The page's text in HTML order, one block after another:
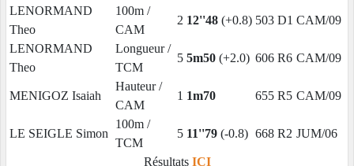
LENORMAND
Theo
100m /
CAM
2 12''48 (+0.8) 503 D1 CAM/09
LENORMAND
Theo
Longueur /
TCM
5 5m50 (+2.0) 606 R6 CAM/09
MENIGOZ Isaiah
Hauteur /
CAM
1 1m70 655 R5 CAM/09
LE SEIGLE Simon
100m /
TCM
5 11''79 (-0.8) 668 R2 JUM/06
Résultats ICI